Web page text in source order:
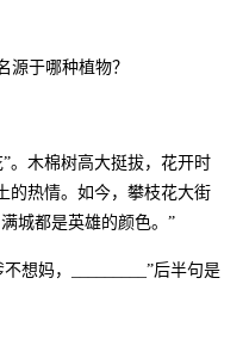
源于哪种植物？
。木棉树高大挺拔，花开时
的热情。如今，攀枝花大街
城都是英雄的颜色。”
想妈，
”后半句是